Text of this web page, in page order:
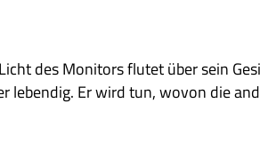
des Moni­tors flu­tet über sein
leben­dig. Er wird tun, wovon die